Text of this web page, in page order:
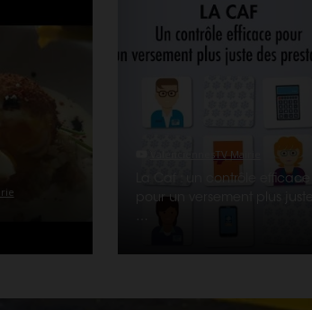
ValenciennesTV Mairie
La Caf : un contrôle efficace
pour un versement plus juste